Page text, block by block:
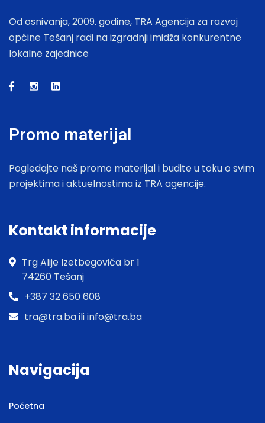
Od osnivanja, 2009. godine, TRA Agencija za razvoj
općine Tešanj radi na izgradnji imidža konkurentne
lokalne zajednice
Promo materijal
Pogledajte naš promo materijal i budite u toku o svim
projektima i aktuelnostima iz TRA agencije.
Kontakt informacije
Trg Alije Izetbegovića br 1
74260 Tešanj
+387 32 650 608
tra@tra.ba ili info@tra.ba
Navigacija
Početna